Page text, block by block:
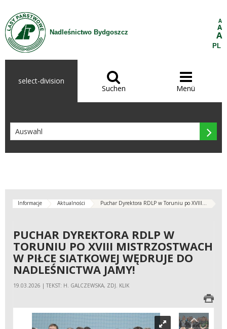
Zum Inhalt wechseln
Nadleśnictwo Bydgoszcz
A
A
A
PL
select-division 
Suchen

Menü

Informacje Aktualności Puchar Dyrektora RDLP w Toruniu po XVIII...
PUCHAR DYREKTORA RDLP W
TORUNIU PO XVIII MISTRZOSTWACH
W PIŁCE SIATKOWEJ WĘDRUJE DO
NADLEŚNICTWA JAMY!
19.03.2026 | TEKST: H. GALCZEWSKA, ZDJ. KLIK